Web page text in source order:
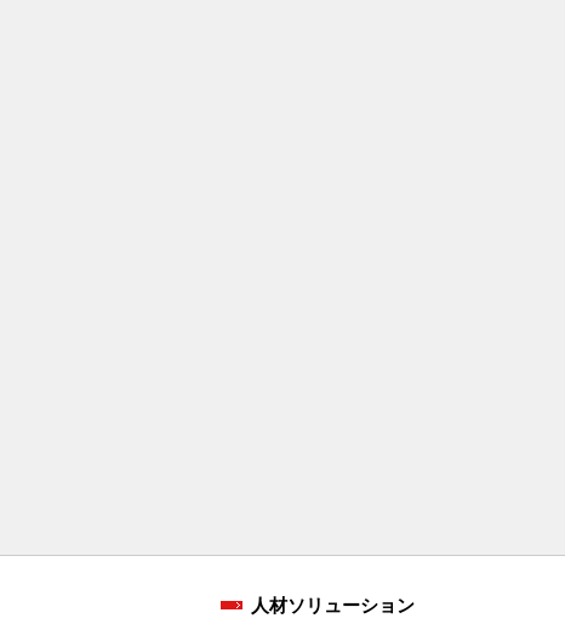
人材ソリューション